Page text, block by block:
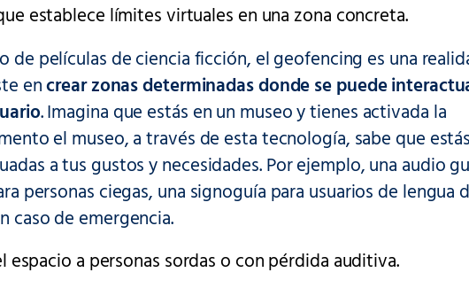
establece límites virtuales en una zona concreta.
de películas de ciencia ficción, el geofencing es una
encrear zonas determinadas donde se puede
. Imagina que estás en un museo y tienes activada la
el museo, a través de esta tecnología, sabe que
a tus gustos y necesidades. Por ejemplo, una audio
personas ciegas, una signoguía para usuarios de lengua
caso de emergencia.
espacio a personas sordas o con pérdida auditiva.